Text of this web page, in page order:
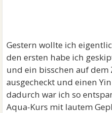
Gestern wollte ich
den ersten habe ich
und ein bisschen auf
ausgecheckt und einen
dadurch war ich so
Aqua-Kurs mit lautem